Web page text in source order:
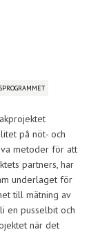
på nöt- och
metoder för att
partners, har
underlaget för
till mätning av
en pusselbit och
när det